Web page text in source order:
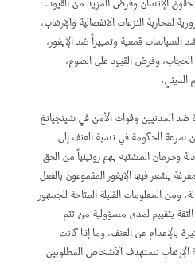
لمحاربة النزعات الانفصالية والإرهاب،
السياسات قمعية وتمييزاً ضد الإيغور،
الحجاب، وفرض القيود على الصوم،
الديني.
ضد المدنيين وقوات الأمن في شينجيانغ
سرعة الحكومة في نسبة العنف إلى
وحرمان المشتبه بهم روتينياً من الحق
يشعر فيها الإيغور المقموعون بالفعل
المعلومات القليلة المتاحة للجمهور
بتقييم لمدى مسؤولية من تتم
بالإعدام عن العنف، وما إذا كانت
الإرهاب تستهدف الأشخاص المطلوبين